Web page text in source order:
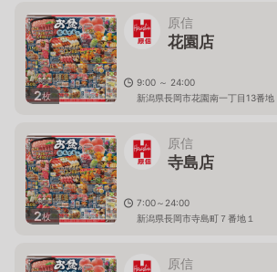
2枚
原信
花園店
9:00 ～ 24:00
新潟県長岡市花園南一丁目13番地
2枚
原信
寺島店
7:00～24:00
新潟県長岡市寺島町７番地１
原信